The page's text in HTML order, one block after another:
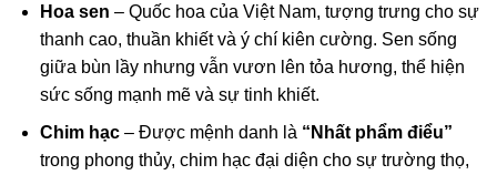
Hoa sen – Quốc hoa của Việt Nam, tượng trưng cho sự
thanh cao, thuần khiết và ý chí kiên cường. Sen sống
giữa bùn lầy nhưng vẫn vươn lên tỏa hương, thể hiện
sức sống mạnh mẽ và sự tinh khiết.
Chim hạc– Được mệnh danh là “Nhất phẩm điểu”
trong phong thủy, chim hạc đại diện cho sự trường thọ,